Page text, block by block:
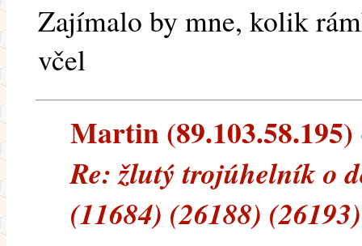
Zajímalo by mne, kolik
včel
Martin (89.103.58.195)
Re: žlutý trojúhelník o
(11684) (26188)